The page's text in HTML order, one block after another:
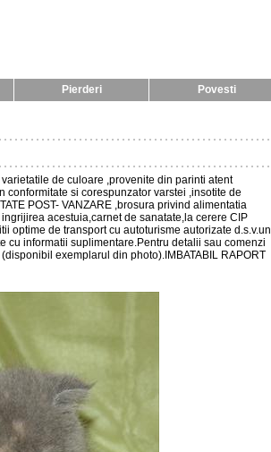
Pierderi Povesti
de culoare ,provenite din parinti atent
si corespunzator varstei ,insotite de
POST- VANZARE ,brosura privind alimentatia
acestuia,carnet de sanatate,la cerere CIP
optime de transport cu autoturisme autorizate d.s.v.un
cu informatii suplimentare.Pentru detalii sau comenzi
exemplarul din photo).IMBATABIL RAPORT